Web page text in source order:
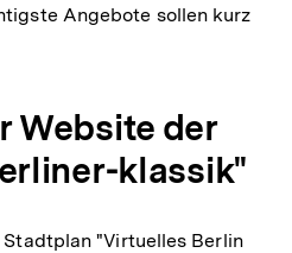
Angebote sollen kurz
Website der
klassik"
"Virtuelles Berlin